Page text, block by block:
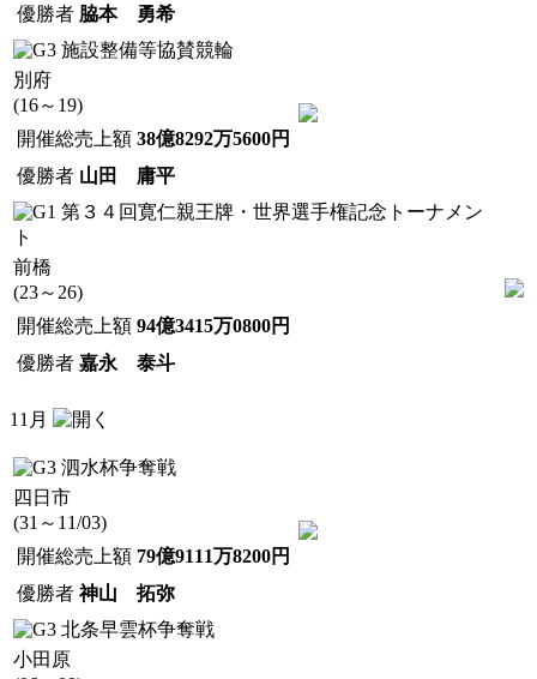
優勝者 脇本 勇希
施設整備等協賛競輪
別府
(16～19)
開催総売上額 38億8292万5600円
優勝者 山田 庸平
第３４回寛仁親王牌・世界選手権記念トーナメン
ト
前橋
(23～26)
開催総売上額 94億3415万0800円
優勝者 嘉永 泰斗
11月
泗水杯争奪戦
四日市
(31～11/03)
開催総売上額 79億9111万8200円
優勝者 神山 拓弥
北条早雲杯争奪戦
小田原